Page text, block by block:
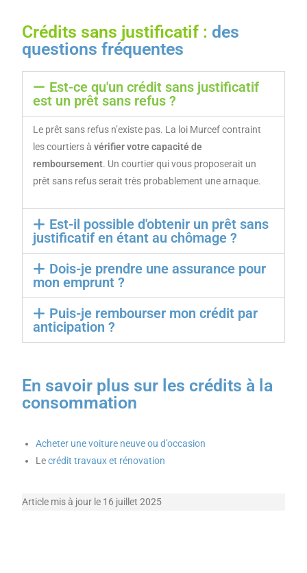
Crédits sans justificatif : des
questions fréquentes
Est-ce qu'un crédit sans justificatif
est un prêt sans refus ?
Le prêt sans refus n’existe pas. La loi Murcef contraint
les courtiers àvérifier votre capacité de
remboursement. Un courtier qui vous proposerait un
prêt sans refus serait très probablement une arnaque.
Est-il possible d'obtenir un prêt sans
justificatif en étant au chômage ?
Dois-je prendre une assurance pour
mon emprunt ?
Puis-je rembourser mon crédit par
anticipation ?
En savoir plus sur les crédits à la
consommation
Acheter une voiture neuve ou d’occasion
Lecrédit travaux et rénovation
Article mis à jour le 16 juillet 2025